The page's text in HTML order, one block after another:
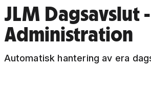
JLM Dagsavslut
Administration
Automatisk hantering av era